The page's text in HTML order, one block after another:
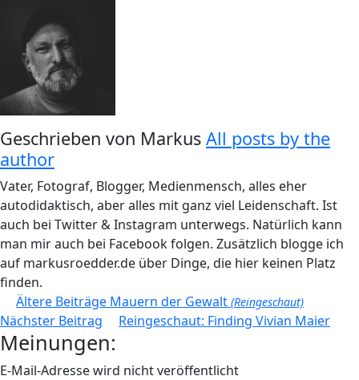
Geschrieben von Markus All posts by the
author
Vater, Fotograf, Blogger, Medienmensch, alles eher
autodidaktisch, aber alles mit ganz viel Leidenschaft. Ist
auch bei Twitter & Instagram unterwegs. Natürlich kann
man mir auch bei Facebook folgen. Zusätzlich blogge ich
auf markusroedder.de über Dinge, die hier keinen Platz
finden.
Beitragsnavigation
Ältere Beiträge Mauern der Gewalt (Reingeschaut)
Nächster Beitrag Reingeschaut: Finding Vivian Maier
Meinungen:
E-Mail-Adresse wird nicht veröffentlicht